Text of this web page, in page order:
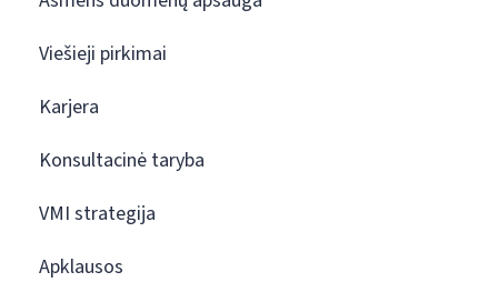
Viešieji pirkimai
Karjera
Konsultacinė taryba
VMI strategija
Apklausos